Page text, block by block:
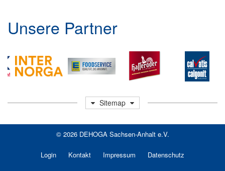
Unsere Partner
Sitemap
© 2026 DEHOGA Sachsen-Anhalt e.V.
Login Kontakt Impressum Datenschutz